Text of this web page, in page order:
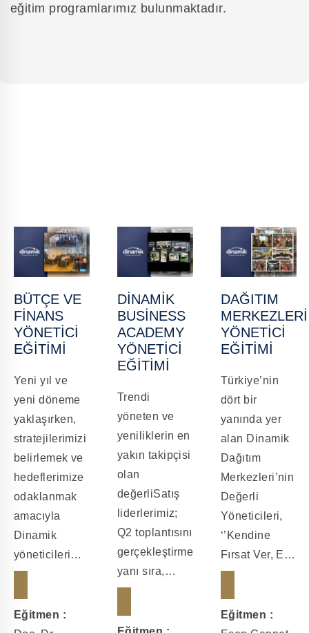
eğitim programlarımız bulunmaktadır.
BÜTÇE VE
FINANS
YÖNETICI
EĞITIMI
Yeni yıl ve
yeni döneme
yaklaşırken,
stratejilerimizi
belirlemek ve
hedeflerimize
odaklanmak
amacıyla
Dinamik
yöneticilerimizle
birlikte Bütçe
eğitimi
Eğitmen :
DINAMIK
BUSINESS
ACADEMY
YÖNETICI
EĞITIMI
Trendi
yöneten ve
yeniliklerin en
yakın takipçisi
olan
değerliSatış
liderlerimiz;
Q2 toplantısını
gerçekleştirmenin
yanı sıra,
Dinamik
Academy
DAĞITIM
MERKEZLERI
YÖNETICI
EĞITIMI
Türkiye’nin
dört bir
yanında yer
alan Dinamik
Dağıtım
Merkezleri’nin
Değerli
Yöneticileri,
‘’Kendine
Fırsat Ver, Etki
Alanını
eğitimi için
Eğitmen :